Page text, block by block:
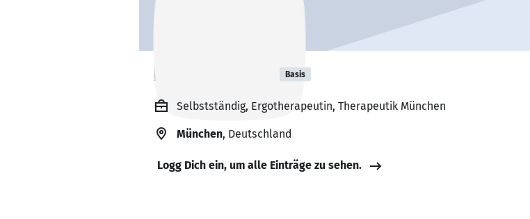
Paula Knauke Basis
Selbstständig, Ergotherapeutin, Therapeutik München
München, Deutschland
Logg Dich ein, um alle Einträge zu sehen.